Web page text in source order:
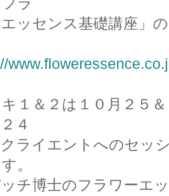
ラ
ッセンス基礎講座」
１＆２は１０月２５
４
クライエントへのセッ
。
ッチ博士のフラワーエ